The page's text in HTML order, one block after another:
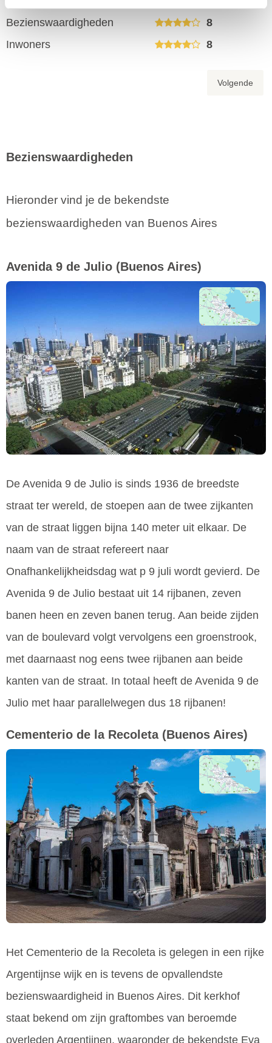
Bezienswaardigheden
8
Inwoners
8
Volgende
Bezienswaardigheden
Hieronder vind je de bekendste
bezienswaardigheden van Buenos Aires
Avenida 9 de Julio (Buenos Aires)
De Avenida 9 de Julio is sinds 1936 de breedste
straat ter wereld, de stoepen aan de twee zijkanten
van de straat liggen bijna 140 meter uit elkaar. De
naam van de straat refereert naar
Onafhankelijkheidsdag wat p 9 juli wordt gevierd. De
Avenida 9 de Julio bestaat uit 14 rijbanen, zeven
banen heen en zeven banen terug. Aan beide zijden
van de boulevard volgt vervolgens een groenstrook,
met daarnaast nog eens twee rijbanen aan beide
kanten van de straat. In totaal heeft de Avenida 9 de
Julio met haar parallelwegen dus 18 rijbanen!
Cementerio de la Recoleta (Buenos Aires)
Het Cementerio de la Recoleta is gelegen in een rijke
Argentijnse wijk en is tevens de opvallendste
bezienswaardigheid in Buenos Aires. Dit kerkhof
staat bekend om zijn graftombes van beroemde
overleden Argentijnen, waaronder de bekendste Eva